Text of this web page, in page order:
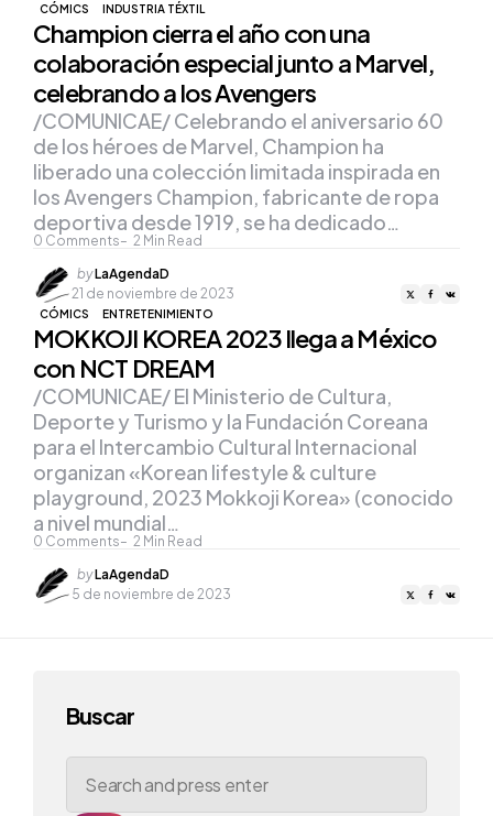
CÓMICS INDUSTRIA TÉXTIL
Champion cierra el año con una
colaboración especial junto a Marvel,
celebrando a los Avengers
0 Comments 2 Min Read
/COMUNICAE/ Celebrando el aniversario 60
de los héroes de Marvel, Champion ha
liberado una colección limitada inspirada en
los Avengers Champion, fabricante de ropa
deportiva desde 1919, se ha dedicado…
Posted
by
byLaAgendaD
21 de noviembre de 2023
CÓMICS ENTRETENIMIENTO
MOKKOJI KOREA 2023 llega a México
con NCT DREAM
0 Comments 2 Min Read
/COMUNICAE/ El Ministerio de Cultura,
Deporte y Turismo y la Fundación Coreana
para el Intercambio Cultural Internacional
organizan «Korean lifestyle & culture
playground, 2023 Mokkoji Korea» (conocido
a nivel mundial…
Posted
by
byLaAgendaD
5 de noviembre de 2023
Buscar
Search
for: